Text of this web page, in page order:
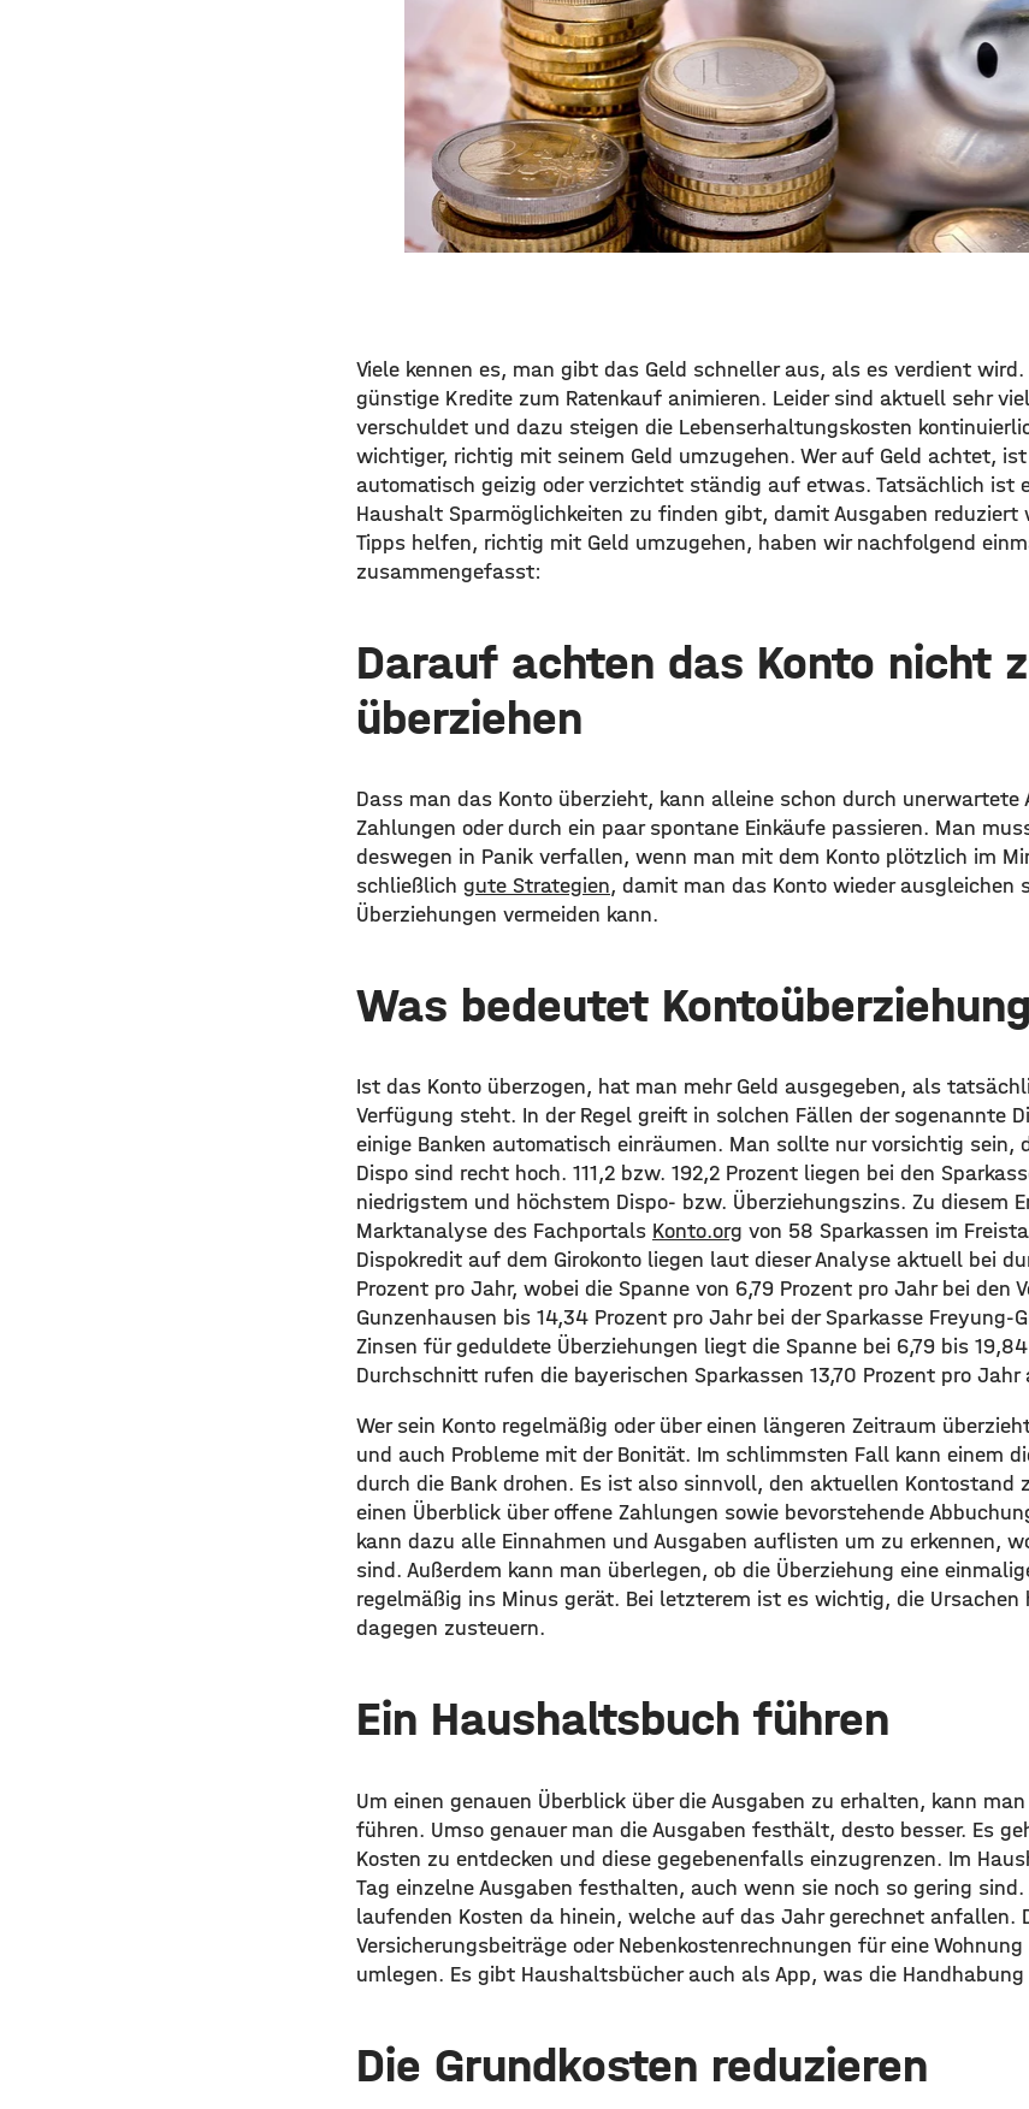
Viele kennen es, man gibt das Geld schneller aus, als es verdient
günstige Kredite zum Ratenkauf animieren. Leider sind aktuell sehr
verschuldet und dazu steigen die Lebenserhaltungskosten
wichtiger, richtig mit seinem Geld umzugehen. Wer auf Geld achtet,
automatisch geizig oder verzichtet ständig auf etwas. Tatsächlich ist
Haushalt Sparmöglichkeiten zu finden gibt, damit Ausgaben reduziert
Tipps helfen, richtig mit Geld umzugehen, haben wir nachfolgend
zusammengefasst:
Darauf achten das Konto nicht
überziehen
Dass man das Konto überzieht, kann alleine schon durch unerwartete
Zahlungen oder durch ein paar spontane Einkäufe passieren. Man
deswegen in Panik verfallen, wenn man mit dem Konto plötzlich im
schließlich gute Strategien, damit man das Konto wieder ausgleichen
Überziehungen vermeiden kann.
Was bedeutet
Ist das Konto überzogen, hat man mehr Geld ausgegeben, als
Verfügung steht. In der Regel greift in solchen Fällen der sogenannte
einige Banken automatisch einräumen. Man sollte nur vorsichtig sein,
Dispo sind recht hoch. 111,2 bzw. 192,2 Prozent liegen bei den
niedrigstem und höchstem Dispo- bzw. Überziehungszins. Zu diesem
Marktanalyse des Fachportals Konto.org von 58 Sparkassen im
Dispokredit auf dem Girokonto liegen laut dieser Analyse aktuell bei
Prozent pro Jahr, wobei die Spanne von 6,79 Prozent pro Jahr bei den
Gunzenhausen bis 14,34 Prozent pro Jahr bei der Sparkasse Freyung-
Zinsen für geduldete Überziehungen liegt die Spanne bei 6,79 bis
Durchschnitt rufen die bayerischen Sparkassen 13,70 Prozent pro Jahr
Wer sein Konto regelmäßig oder über einen längeren Zeitraum
und auch Probleme mit der Bonität. Im schlimmsten Fall kann einem
durch die Bank drohen. Es ist also sinnvoll, den aktuellen Kontostand
einen Überblick über offene Zahlungen sowie bevorstehende
kann dazu alle Einnahmen und Ausgaben auflisten um zu erkennen,
sind. Außerdem kann man überlegen, ob die Überziehung eine
regelmäßig ins Minus gerät. Bei letzterem ist es wichtig, die Ursachen
dagegen zusteuern.
Ein Haushaltsbuch führen
Um einen genauen Überblick über die Ausgaben zu erhalten, kann
führen. Umso genauer man die Ausgaben festhält, desto besser. Es
Kosten zu entdecken und diese gegebenenfalls einzugrenzen. Im
Tag einzelne Ausgaben festhalten, auch wenn sie noch so gering sind.
laufenden Kosten da hinein, welche auf das Jahr gerechnet anfallen.
Versicherungsbeiträge oder Nebenkostenrechnungen für eine
umlegen. Es gibt Haushaltsbücher auch als App, was die
Die Grundkosten reduzieren